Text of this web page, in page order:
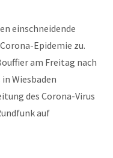
einschneidende
Epidemie zu.
am Freitag nach
Wiesbaden
des Corona-Virus
auf